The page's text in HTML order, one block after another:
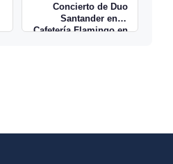
Concierto de Duo
Santander en la
Cafetería Flamingo en